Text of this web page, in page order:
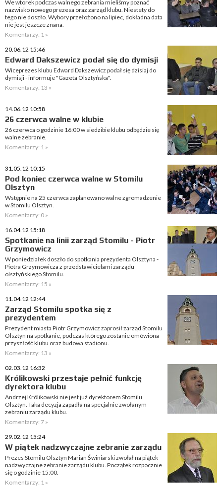
We wtorek podczas walnego zebrania mieliśmy poznać
nazwisko nowego prezesa oraz zarząd klubu. Niestety do
tego nie doszło. Wybory przełożono na lipiec, dokładna data
nie jest jeszcze znana.
Komentarzy: 1 »
20.06.12 15:46
Edward Dakszewicz podał się do dymisji
Wiceprezes klubu Edward Dakszewicz podał się dzisiaj do
dymisji - informuje "Gazeta Olsztyńska".
Komentarzy: 13 »
14.06.12 10:58
26 czerwca walne w klubie
26 czerwca o godzinie 16:00 w siedzibie klubu odbędzie się
walne zebranie.
Komentarzy: 1 »
31.05.12 10:15
Pod koniec czerwca walne w Stomilu
Olsztyn
Wstępnie na 25 czerwca zaplanowano walne zgromadzenie
w Stomilu Olsztyn.
Komentarzy: 0 »
16.04.12 15:18
Spotkanie na linii zarząd Stomilu - Piotr
Grzymowicz
W poniedziałek doszło do spotkania prezydenta Olsztyna -
Piotra Grzymowicza z przedstawicielami zarządu
olsztyńskiego Stomilu.
Komentarzy: 15 »
11.04.12 12:44
Zarząd Stomilu spotka się z
prezydentem
Prezydent miasta Piotr Grzymowicz zaprosił zarząd Stomilu
Olsztyn na spotkanie, podczas którego zostanie omówiona
przyszłość klubu oraz budowa stadionu.
Komentarzy: 13 »
02.03.12 16:32
Królikowski przestaje pełnić funkcję
dyrektora klubu
Andrzej Królikowski nie jest już dyrektorem Stomilu
Olsztyn. Taka decyzja zapadła na specjalnie zwołanym
zebraniu zarządu klubu.
Komentarzy: 7 »
29.02.12 15:24
W piątek nadzwyczajne zebranie zarządu
Prezes Stomilu Olsztyn Marian Świniarski zwołał na piątek
nadzwyczajne zebranie zarządu klubu. Początek rozpocznie
się o godzinie 15:00.
Komentarzy: 1 »